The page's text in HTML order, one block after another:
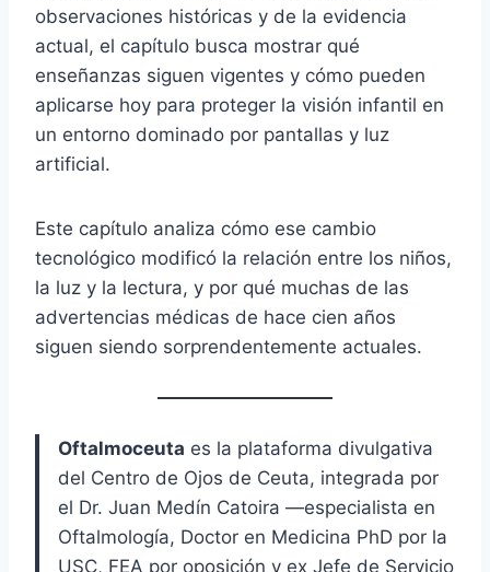
observaciones históricas y de la evidencia
actual, el capítulo busca mostrar qué
enseñanzas siguen vigentes y cómo pueden
aplicarse hoy para proteger la visión infantil en
un entorno dominado por pantallas y luz
artificial.
Este capítulo analiza cómo ese cambio
tecnológico modificó la relación entre los niños,
la luz y la lectura, y por qué muchas de las
advertencias médicas de hace cien años
siguen siendo sorprendentemente actuales.
Oftalmoceuta es la plataforma divulgativa
del Centro de Ojos de Ceuta, integrada por
el Dr. Juan Medín Catoira —especialista en
Oftalmología, Doctor en Medicina PhD por la
USC, FEA por oposición y ex Jefe de Servicio